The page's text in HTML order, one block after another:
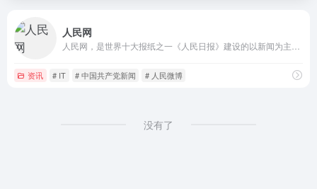
人民网
资讯 # IT # 中国共产党新闻 # 人民微博
没有了